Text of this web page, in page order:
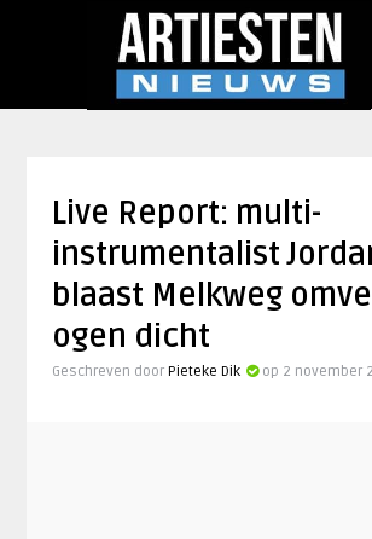
Live Report: multi-
instrumentalist
blaast Melkweg
ogen dicht
Geschreven door Pieteke Dik op 2 november